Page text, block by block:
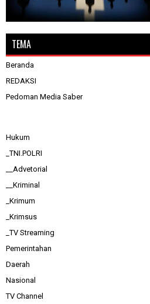
TEMA
Beranda
REDAKSI
Pedoman Media Saber
Hukum
_TNI.POLRI
__Advetorial
__Kriminal
_Krimum
_Krimsus
_TV Streaming
Pemerintahan
Daerah
Nasional
TV Channel